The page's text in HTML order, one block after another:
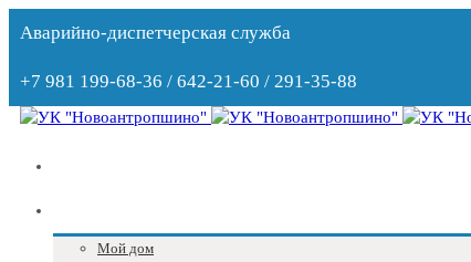
Аварийно-диспетчерская служба
+7 981 199-68-36 / 642-21-60 / 291-35-88
Мой дом